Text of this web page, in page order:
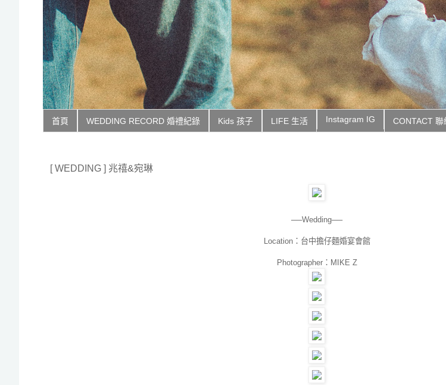
首頁 WEDDING RECORD 婚禮紀錄 Kids 孩子 LIFE 生活 Instagram IG CONTACT 聯
[ WEDDING ] 兆禧&宛琳
──Wedding──
Location：台中擔仔麵婚宴會館
Photographer：MIKE Z